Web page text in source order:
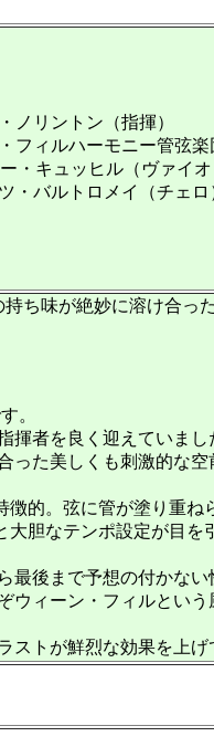
ノリントン（指揮）
フィルハーモニー管弦楽
・キュッヒル（ヴァイオ
・バルトロメイ（チェロ
ち味が絶妙に溶け合っ
。
者を良く迎えていまし
た美しくも刺激的な空
的。弦に管が塗り重ね
胆なテンポ設定が目を
後まで予想の付かない
ウィーン・フィルとい
トが鮮烈な効果を上げ